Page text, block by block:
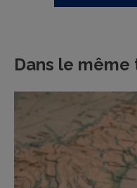
Dans le même